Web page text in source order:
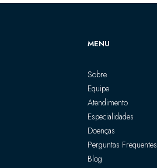
MENU
Sobre
Equipe
Atendimento
Especialidades
Doenças
Perguntas Frequentes
Blog